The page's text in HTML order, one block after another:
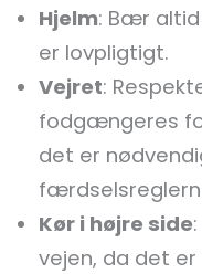
Hjelm: Bær
er lovpligtigt.
Vejret:
fodgængeres
det er
Kør i højre side
vejen, da det